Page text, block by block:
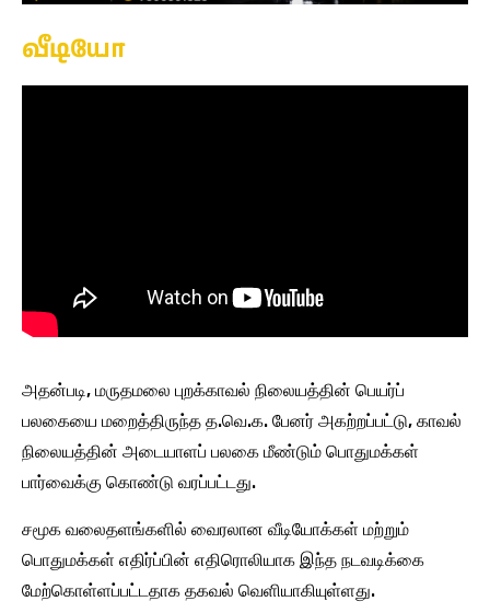
வீடியோ
அதன்படி, மருதமலை புறக்காவல் நிலையத்தின் பெயர்ப்
பலகையை மறைத்திருந்த த.வெ.க. பேனர் அகற்றப்பட்டு, காவல்
நிலையத்தின் அடையாளப் பலகை மீண்டும் பொதுமக்கள்
பார்வைக்கு கொண்டு வரப்பட்டது.
சமூக வலைதளங்களில் வைரலான வீடியோக்கள் மற்றும்
பொதுமக்கள் எதிர்ப்பின் எதிரொலியாக இந்த நடவடிக்கை
மேற்கொள்ளப்பட்டதாக தகவல் வெளியாகியுள்ளது.